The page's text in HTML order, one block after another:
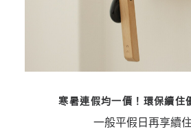
寒暑連假均一價！環保續住
一般平假日再享續